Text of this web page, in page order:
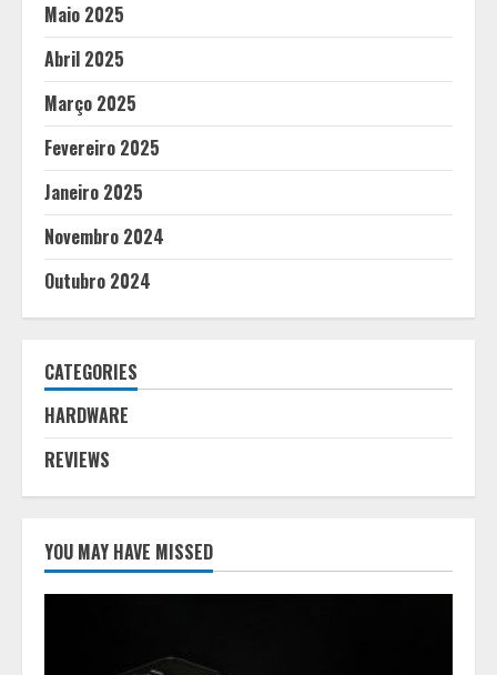
Maio 2025
Abril 2025
Março 2025
Fevereiro 2025
Janeiro 2025
Novembro 2024
Outubro 2024
CATEGORIES
HARDWARE
REVIEWS
YOU MAY HAVE MISSED